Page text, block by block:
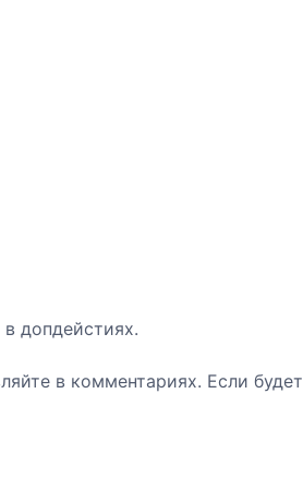
допдейстиях.
в комментариях. Если будет